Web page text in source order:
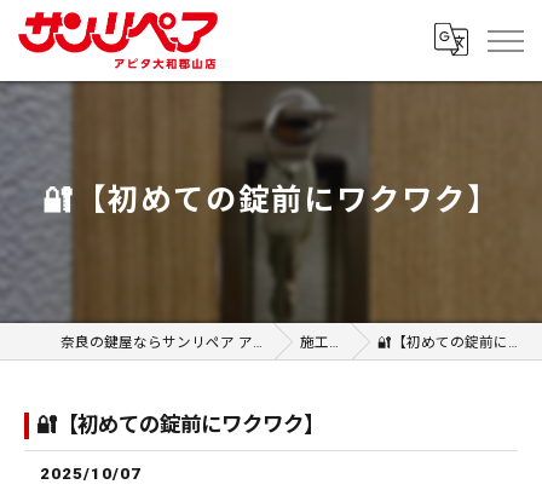
🔐【初めての錠前にワクワク】
奈良の鍵屋ならサンリペア アピタ大和郡山店 施工事例 🔐【初めての錠前にワクワク】
🔐【初めての錠前にワクワク】
2025/10/07